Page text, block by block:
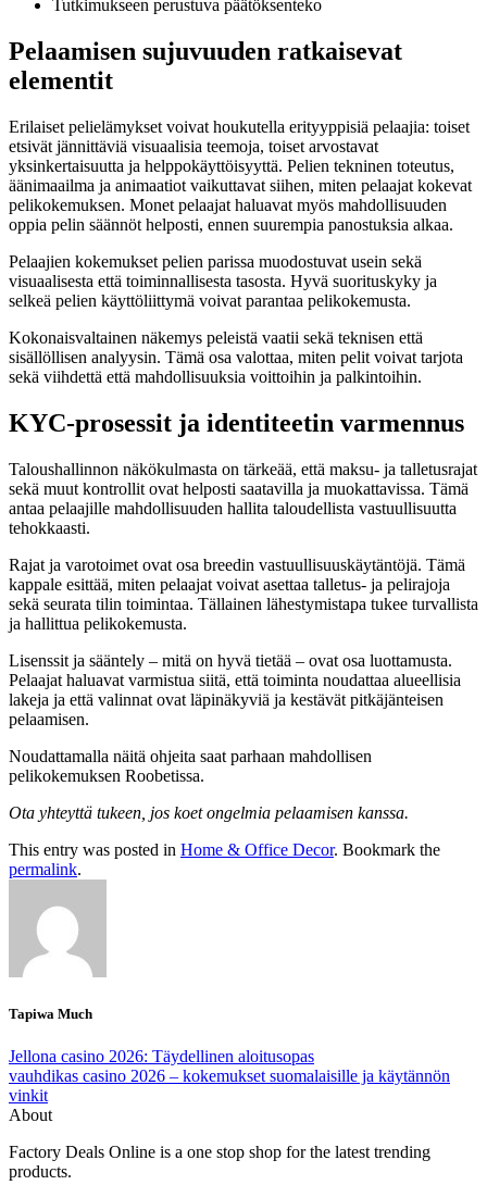
Tutkimukseen perustuva päätöksenteko
Pelaamisen sujuvuuden ratkaisevat
elementit
Erilaiset pelielämykset voivat houkutella erityyppisiä pelaajia: toiset
etsivät jännittäviä visuaalisia teemoja, toiset arvostavat
yksinkertaisuutta ja helppokäyttöisyyttä. Pelien tekninen toteutus,
äänimaailma ja animaatiot vaikuttavat siihen, miten pelaajat kokevat
pelikokemuksen. Monet pelaajat haluavat myös mahdollisuuden
oppia pelin säännöt helposti, ennen suurempia panostuksia alkaa.
Pelaajien kokemukset pelien parissa muodostuvat usein sekä
visuaalisesta että toiminnallisesta tasosta. Hyvä suorituskyky ja
selkeä pelien käyttöliittymä voivat parantaa pelikokemusta.
Kokonaisvaltainen näkemys peleistä vaatii sekä teknisen että
sisällöllisen analyysin. Tämä osa valottaa, miten pelit voivat tarjota
sekä viihdettä että mahdollisuuksia voittoihin ja palkintoihin.
KYC-prosessit ja identiteetin varmennus
Taloushallinnon näkökulmasta on tärkeää, että maksu- ja talletusrajat
sekä muut kontrollit ovat helposti saatavilla ja muokattavissa. Tämä
antaa pelaajille mahdollisuuden hallita taloudellista vastuullisuutta
tehokkaasti.
Rajat ja varotoimet ovat osa breedin vastuullisuuskäytäntöjä. Tämä
kappale esittää, miten pelaajat voivat asettaa talletus- ja pelirajoja
sekä seurata tilin toimintaa. Tällainen lähestymistapa tukee turvallista
ja hallittua pelikokemusta.
Lisenssit ja sääntely – mitä on hyvä tietää – ovat osa luottamusta.
Pelaajat haluavat varmistua siitä, että toiminta noudattaa alueellisia
lakeja ja että valinnat ovat läpinäkyviä ja kestävät pitkäjänteisen
pelaamisen.
Noudattamalla näitä ohjeita saat parhaan mahdollisen
pelikokemuksen Roobetissa.
Ota yhteyttä tukeen, jos koet ongelmia pelaamisen kanssa.
This entry was posted in Home & Office Decor. Bookmark the
permalink.
Tapiwa Much
Jellona casino 2026: Täydellinen aloitusopas
vauhdikas casino 2026 – kokemukset suomalaisille ja käytännön
vinkit
About
Factory Deals Online is a one stop shop for the latest trending
products.